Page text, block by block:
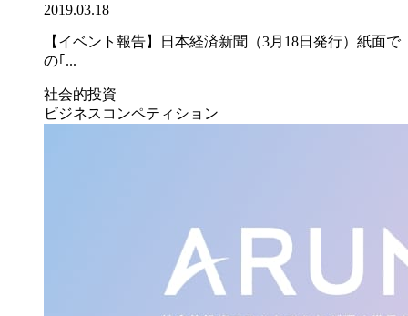
2019.03.18
【イベント報告】日本経済新聞（3月18日発行）紙面で
の｢...
社会的投資
ビジネスコンペティション